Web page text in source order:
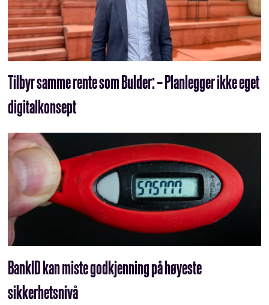
Tilbyr samme rente som Bulder: – Planlegger ikke eget
digitalkonsept
BankID kan miste godkjenning på høyeste
sikkerhetsnivå